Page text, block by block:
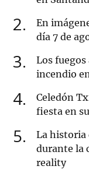
2
En
día 7 de
3
Los
incendio
4
Celedón
fiesta en
5
La historia
durante la
reality